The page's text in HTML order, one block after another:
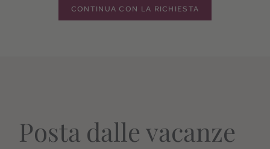
CONTINUA CON LA RICHIESTA
Posta dalle vacanze